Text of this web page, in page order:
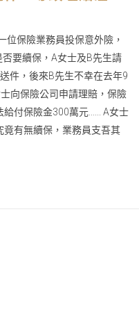
位保險業務員投保意外險，
要續保，A女士及B先生請
件，後來B先生不幸在去年9
向保險公司申請理賠，保險
付保險金300萬元...... A女士
有無續保，業務員支吾其